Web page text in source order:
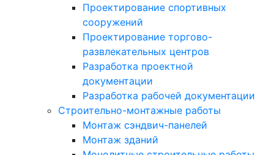
Проектирование спортивных
сооружений
Проектирование торгово-
развлекательных центров
Разработка проектной
документации
Разработка рабочей документации
Строительно-монтажные работы
Монтаж сэндвич-панелей
Монтаж зданий